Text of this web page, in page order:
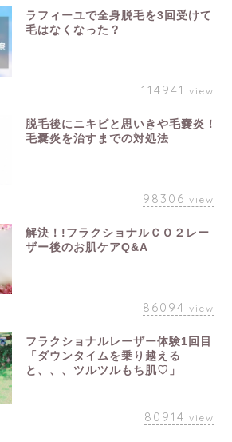
ラフィーユで全身脱毛を3回受けて
毛はなくなった？
114941 view
脱毛後にニキビと思いきや毛嚢炎！
毛嚢炎を治すまでの対処法
98306 view
解決！!フラクショナルＣＯ２レー
ザー後のお肌ケアQ&A
86094 view
フラクショナルレーザー体験1回目
「ダウンタイムを乗り越える
と、、、ツルツルもち肌♡」
80914 view